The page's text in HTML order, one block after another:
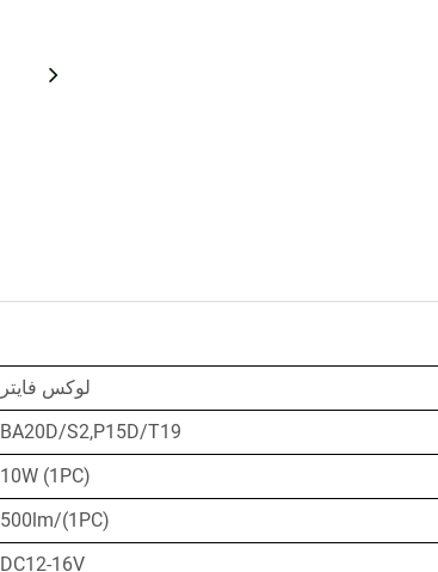
لوکس فایتر
BA20D/S2,P15D/T19
10W (1PC)
500lm/(1PC)
DC12-16V